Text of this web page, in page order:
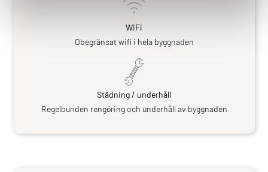
WiFi
Obegränsat wifi i hela byggnaden
Städning / underhåll
Regelbunden rengöring och underhåll av byggnaden